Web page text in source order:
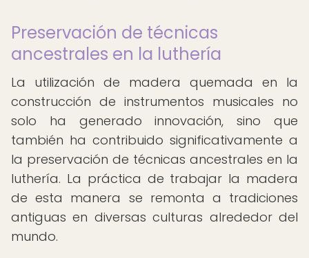
Preservación de técnicas
ancestrales en la luthería
La utilización de madera quemada en la
construcción de instrumentos musicales no
solo ha generado innovación, sino que
también ha contribuido significativamente a
la preservación de técnicas ancestrales en la
luthería. La práctica de trabajar la madera
de esta manera se remonta a tradiciones
antiguas en diversas culturas alrededor del
mundo.